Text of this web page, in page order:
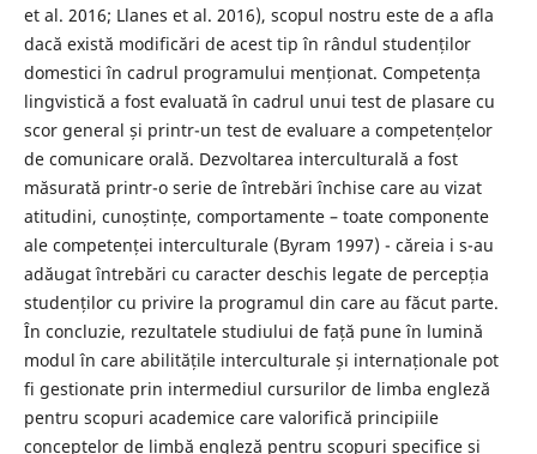
et al. 2016; Llanes et al. 2016), scopul nostru este de a afla
dacă există modificări de acest tip în rândul studenților
domestici în cadrul programului menționat. Competența
lingvistică a fost evaluată în cadrul unui test de plasare cu
scor general și printr-un test de evaluare a competențelor
de comunicare orală. Dezvoltarea interculturală a fost
măsurată printr-o serie de întrebări închise care au vizat
atitudini, cunoștințe, comportamente – toate componente
ale competenței interculturale (Byram 1997) - căreia i s-au
adăugat întrebări cu caracter deschis legate de percepția
studenților cu privire la programul din care au făcut parte.
În concluzie, rezultatele studiului de față pune în lumină
modul în care abilitățile interculturale și internaționale pot
fi gestionate prin intermediul cursurilor de limba engleză
pentru scopuri academice care valorifică principiile
conceptelor de limbă engleză pentru scopuri specifice și